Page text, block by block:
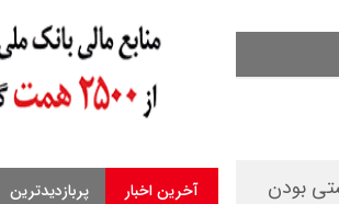
بودن
آخرین اخبار پربازدیدترین